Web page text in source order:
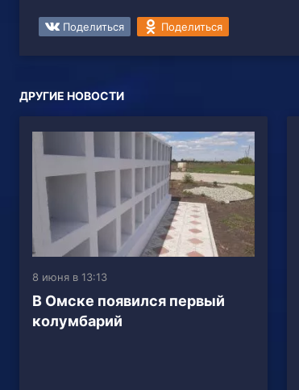
Поделиться Поделиться
ДРУГИЕ НОВОСТИ
8 июня в 13:13
В Омске появился первый
колумбарий